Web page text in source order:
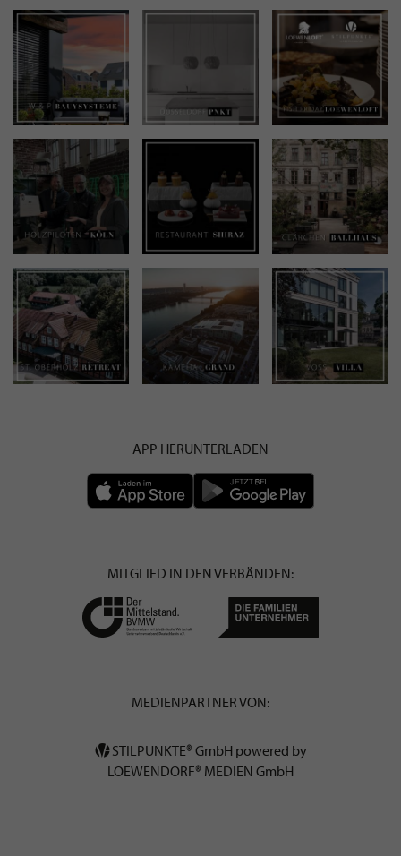
APP HERUNTERLADEN
MITGLIED IN DEN VERBÄNDEN:
MEDIENPARTNER VON:
STILPUNKTE® GmbH powered by
LOEWENDORF® MEDIEN GmbH